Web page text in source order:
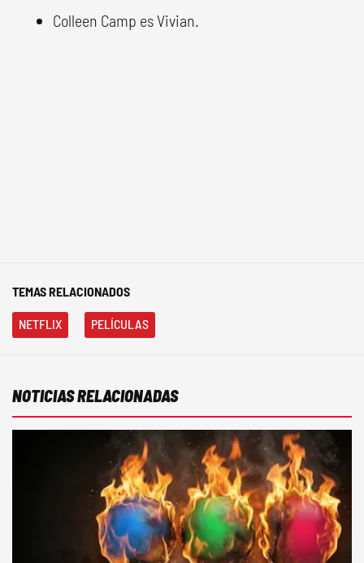
Colleen Camp es Vivian.
TEMAS RELACIONADOS
NETFLIX PELÍCULAS
NOTICIAS RELACIONADAS